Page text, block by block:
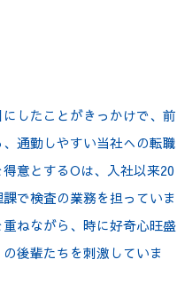
したことがきっかけで、前
通勤しやすい当社への転職
意とするOは、入社以来20
で検査の業務を担っていま
ねながら、時に好奇心旺盛
後輩たちを刺激していま